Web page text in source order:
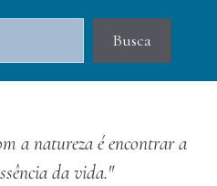
Busca
a natureza é encontrar a
da vida."